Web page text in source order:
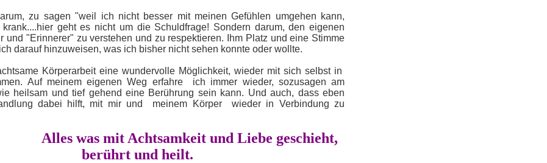
zu sagen "weil ich nicht besser mit meinen Gefühlen umgehen kann,
geht es nicht um die Schuldfrage! Sondern darum, den eigenen
und "Erinnerer" zu verstehen und zu respektieren. Ihm Platz und eine Stimme
darauf hinzuweisen, was ich bisher nicht sehen konnte oder wollte.
Körperarbeit eine wundervolle Möglichkeit, wieder mit sich selbst in
Auf meinem eigenen Weg erfahre ich immer wieder, sozusagen am
heilsam und tief gehend eine Berührung sein kann. Und auch, dass eben
dabei hilft, mit mir und meinem Körper wieder in Verbindung zu
Alles was mit Achtsamkeit und Liebe geschieht,
berührt und heilt.